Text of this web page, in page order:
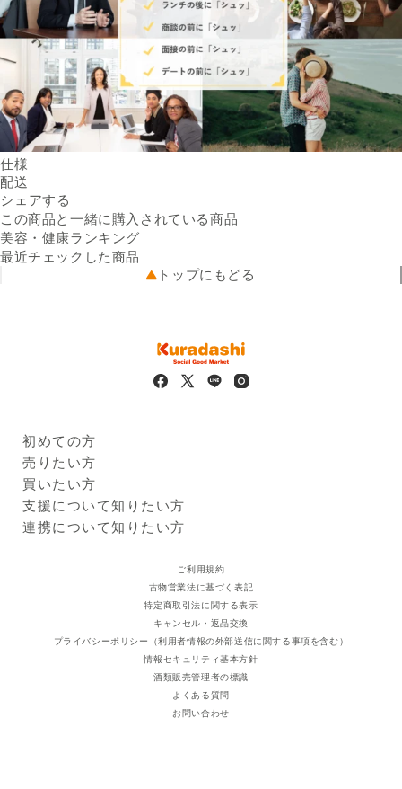
仕様
内容量
全成分
・塩化セチルピリジニウム
剤）、エタノール（溶剤）、
メチル-1、3-ブタンジオール
（溶剤）、ピロリン酸ナトリ
ウム・ポリリン酸ナトリウ
（2）・ホエイ（2）・チャエ
キス（1）ツボクサエキス（湿
潤剤）、サッカリンナトリウ
ム（甘味剤）、1、3-ブチレ
ングリコール・無水エタノー
ル（溶剤）、ラウリル硫酸ナ
トリウム（発泡剤）、l-メン
トール（香味剤）、パラオキ
シ安息香酸メチル（防腐
配送
送料
可能性があります。
出荷元
配送業者
全国
シェアする
この商品と一緒に購入されている商品
美容・健康ランキング
最近チェックした商品
トップにもどる
初めての方
Kuradashiとは
ご利用ガイド
売りたい方
クラダシに出品する
出品企業
買いたい方
商品一覧
ログイン・新規登録
支援について知りたい方
支援レポート
連携について知りたい方
ご利用規約
古物営業法に基づく表記
特定商取引法に関する表示
キャンセル・返品交換
プライバシーポリシー（利用者情報の外部送信に関する事項を含む）
情報セキュリティ基本方針
酒類販売管理者の標識
よくある質問
お問い合わせ